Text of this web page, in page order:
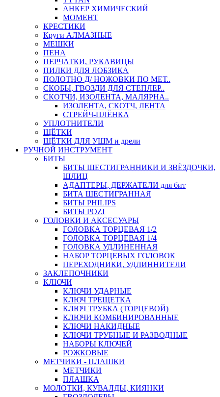
АНКЕР ХИМИЧЕСКИЙ
МОМЕНТ
КРЕСТИКИ
Круги АЛМАЗНЫЕ
МЕШКИ
ПЕНА
ПЕРЧАТКИ, РУКАВИЦЫ
ПИЛКИ ДЛЯ ЛОБЗИКА
ПОЛОТНО Д/ НОЖОВКИ ПО МЕТ..
СКОБЫ, ГВОЗДИ ДЛЯ СТЕПЛЕР..
СКОТЧИ, ИЗОЛЕНТА, МАЛЯРНА..
ИЗОЛЕНТА, СКОТЧ, ЛЕНТА
СТРЕЙЧ-ПЛЁНКА
УПЛОТНИТЕЛИ
ЩЁТКИ
ЩЁТКИ ДЛЯ УШМ и дрели
РУЧНОЙ ИНСТРУМЕНТ
БИТЫ
БИТЫ ШЕСТИГРАННИКИ И ЗВЁЗДОЧКИ,
ШЛИЦ
АДАПТЕРЫ, ДЕРЖАТЕЛИ для бит
БИТА ШЕСТИГРАННАЯ
БИТЫ PHILIPS
БИТЫ POZI
ГОЛОВКИ И АКСЕСУАРЫ
ГОЛОВКА ТОРЦЕВАЯ 1/2
ГОЛОВКА ТОРЦЕВАЯ 1/4
ГОЛОВКА УДЛИНЕННАЯ
НАБОР ТОРЦЕВЫХ ГОЛОВОК
ПЕРЕХОДНИКИ, УДЛИННИТЕЛИ
ЗАКЛЕПОЧНИКИ
КЛЮЧИ
КЛЮЧИ УДАРНЫЕ
КЛЮЧ ТРЕЩЕТКА
КЛЮЧ ТРУБКА (ТОРЦЕВОЙ)
КЛЮЧИ КОМБИНИРОВАННЫЕ
КЛЮЧИ НАКИДНЫЕ
КЛЮЧИ ТРУБНЫЕ И РАЗВОДНЫЕ
НАБОРЫ КЛЮЧЕЙ
РОЖКОВЫЕ
МЕТЧИКИ - ПЛАШКИ
МЕТЧИКИ
ПЛАШКА
МОЛОТКИ, КУВАЛДЫ, КИЯНКИ